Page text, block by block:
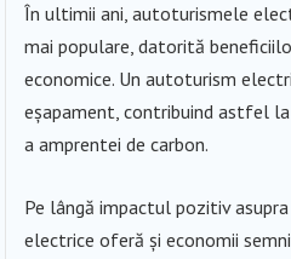
În ultimii ani, autoturismele
mai populare, datorită
economice. Un autoturism
eșapament, contribuind astfel
a amprentei de carbon.
Pe lângă impactul pozitiv
electrice oferă și economii